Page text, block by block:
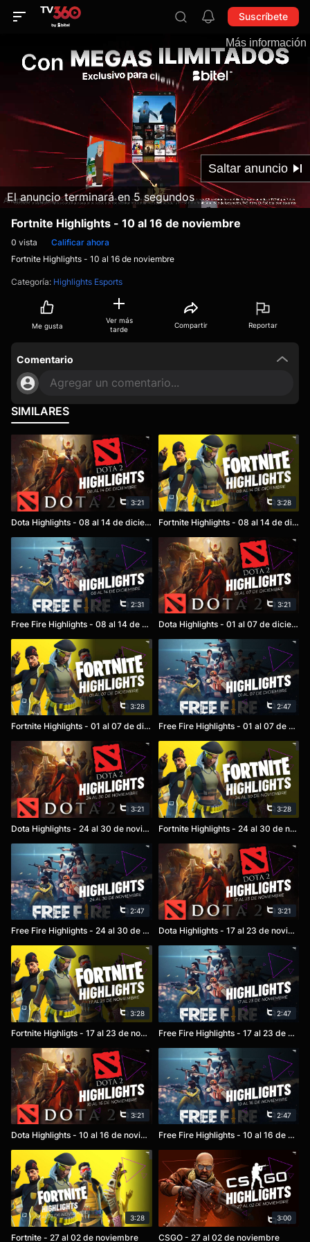
Suscríbete
El anuncio terminará en 4 segundos
Fortnite Highlights - 10 al 16 de noviembre
0 vista
Calificar ahora
Fortnite Highlights - 10 al 16 de noviembre
Categoría: Highlights Esports
Me gusta
Ver más
tarde
Compartir Reportar
Comentario
Agregar un comentario...
SIMILARES
3:21
Dota Highlights - 08 al 14 de diciembre
3:28
Fortnite Highlights - 08 al 14 de diciembre
2:31
Free Fire Highlights - 08 al 14 de diciembre
3:21
Dota Highlights - 01 al 07 de diciembre
3:28
Fortnite Highlights - 01 al 07 de diciembre
2:47
Free Fire Highlights - 01 al 07 de diciembre
3:21
Dota Highlights - 24 al 30 de noviembre
3:28
Fortnite Highlights - 24 al 30 de noviembre
2:47
Free Fire Highlights - 24 al 30 de noviembre
3:21
Dota Highlights - 17 al 23 de noviembre
3:28
Fortnite Highligts - 17 al 23 de noviembre
2:47
Free Fire Highlights - 17 al 23 de noviembre
3:21
Dota Highlights - 10 al 16 de noviembre
2:47
Free Fire Highlights - 10 al 16 de noviembre
3:28
Fortnite - 27 al 02 de noviembre
3:00
CSGO - 27 al 02 de noviembre